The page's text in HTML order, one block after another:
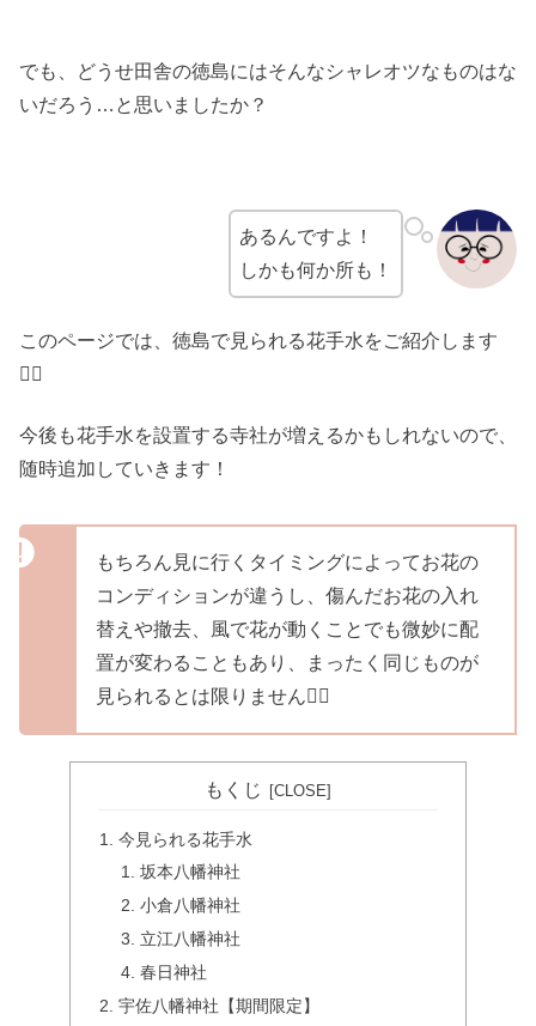
でも、どうせ田舎の徳島にはそんなシャレオツなものはな
いだろう…と思いましたか？
あるんですよ！
しかも何か所も！
このページでは、徳島で見られる花手水をご紹介します
💁‍♀️
今後も花手水を設置する寺社が増えるかもしれないので、
随時追加していきます！
もちろん見に行くタイミングによってお花の
コンディションが違うし、傷んだお花の入れ
替えや撤去、風で花が動くことでも微妙に配
置が変わることもあり、まったく同じものが
見られるとは限りません🙇‍♀️
もくじ
今見られる花手水
坂本八幡神社
小倉八幡神社
立江八幡神社
春日神社
宇佐八幡神社【期間限定】